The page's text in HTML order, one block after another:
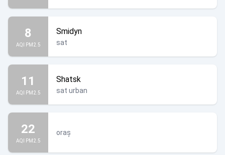
8
AQI PM2.5
Smidyn
sat
11
AQI PM2.5
Shatsk
sat urban
22
AQI PM2.5
oraș